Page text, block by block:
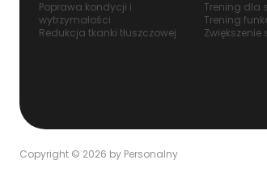
Poprawa kondycji i
wytrzymałości
Redukcja tkanki tłuszczowej
Trening dla
Trening
Zwiększenie
Copyright © 2026 by Personalny